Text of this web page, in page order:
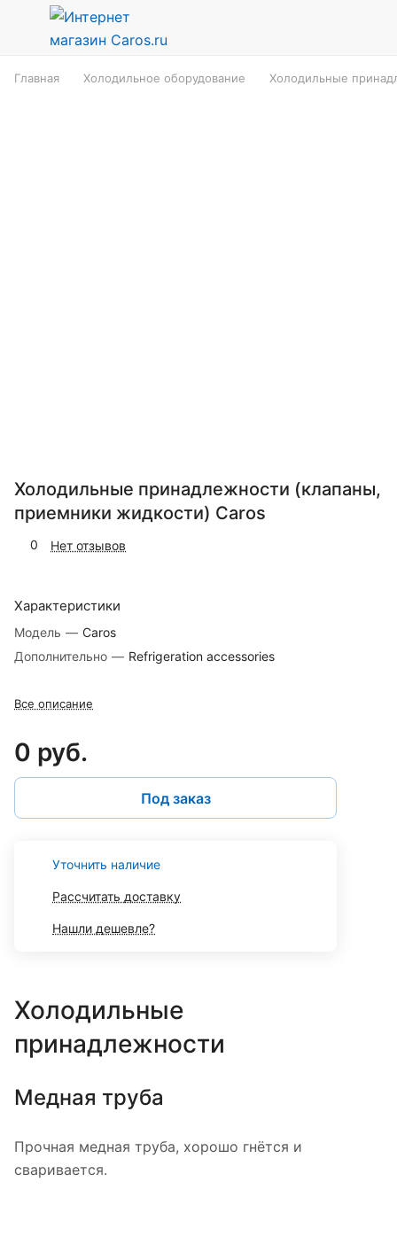
Главная Холодильное оборудование Холодильные
Холодильные принадлежности (клапаны,
приемники жидкости) Caros
0 Нет отзывов
Характеристики
Модель — Caros
Дополнительно — Refrigeration accessories
Все описание
0 руб.
Под заказ
Уточнить наличие
Рассчитать доставку
Нашли дешевле?
Холодильные
принадлежности
Медная труба
Прочная медная труба, хорошо гнётся и
сваривается.